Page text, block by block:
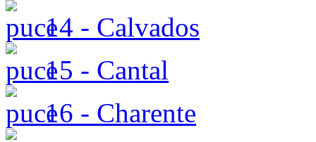
14 - Calvados
15 - Cantal
16 - Charente